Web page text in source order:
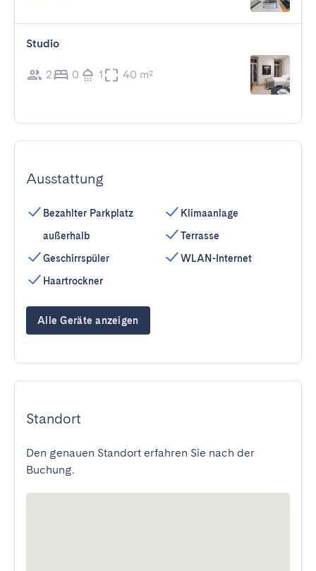
Studio
2 0 1 40 m²
Ausstattung
Bezahlter Parkplatz
außerhalb
Geschirrspüler
Haartrockner
Klimaanlage
Terrasse
WLAN-Internet
Alle Geräte anzeigen
Standort
Den genauen Standort erfahren Sie nach der
Buchung.